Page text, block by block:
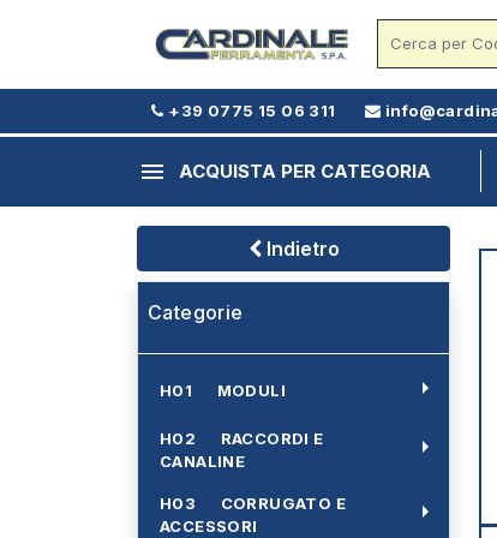
+39 0775 15 06 311
menu ACQUISTA PER CATEGORIA
Indietro
Categorie
H01 MODULI arrow_right
H02 RACCORDI E
CANALINE
arrow_right
H03 CORRUGATO E
ACCESSORI
arrow_right